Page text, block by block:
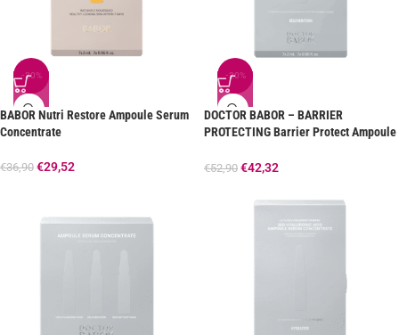
-20%
BABOR Nutri Restore Ampoule Serum
Concentrate
€36,90 €29,52
-20%
DOCTOR BABOR – BARRIER
PROTECTING Barrier Protect Ampoule
€52,90 €42,32